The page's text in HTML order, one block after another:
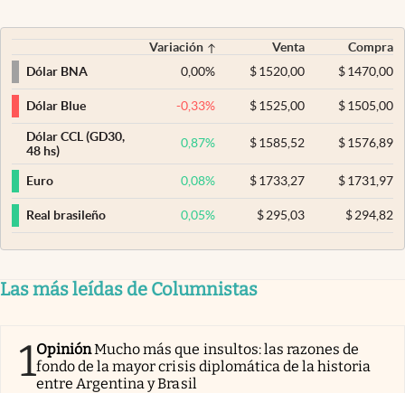
Variación Venta
Compra
Dólar BNA
0,00% $ 1520,00 $1470,00
Dólar Blue -0,33% $ 1525,00 $1505,00
Dólar CCL (GD30,
48 hs)
0,87% $ 1585,52 $1576,89
Euro 0,08% $ 1733,27 $1731,97
Real brasileño 0,05% $ 295,03 $294,82
Las más leídas de Columnistas
1OpiniónMucho más que insultos: las razones de
fondo de la mayor crisis diplomática de la historia
entre Argentina y Brasil